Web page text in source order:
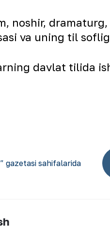
noshir,
va uning til
davlat tilida
gazetasi sahifalarida